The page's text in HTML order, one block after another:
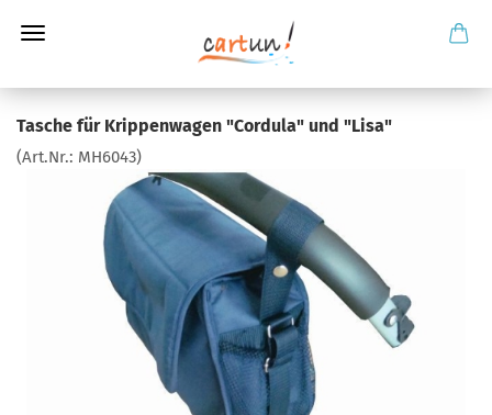
Tasche für Krippenwagen "Cordula" und "Lisa"
(Art.Nr.: MH6043)